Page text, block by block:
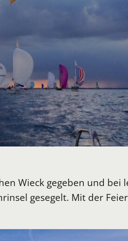
Wieck gegeben und bei
gesegelt. Mit der